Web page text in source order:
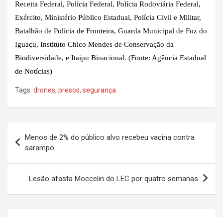
Receita Federal, Polícia Federal, Polícia Rodoviária Federal,
Exército, Ministério Público Estadual, Polícia Civil e Militar,
Batalhão de Polícia de Fronteira, Guarda Municipal de Foz do
Iguaçu, Instituto Chico Mendes de Conservação da
Biodiversidade, e Itaipu Binacional. (Fonte: Agência Estadual
de Notícias)
Tags: drones, presos, segurança
de
Post
Menos de 2% do público alvo recebeu vacina contra
sarampo
Lesão afasta Moccelin do LEC por quatro semanas